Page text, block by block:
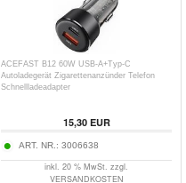
ACEFAST B12 60W USB-A+Typ-C
Autoladegerät Zigarettenanzünder Telefon
Schnellladeadapter
15,30EUR
ART. NR.: 3006638
inkl. 20 % MwSt. zzgl.
VERSANDKOSTEN